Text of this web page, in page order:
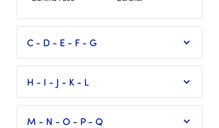
C - D - E - F - G
H - I - J - K - L
M - N - O - P - Q